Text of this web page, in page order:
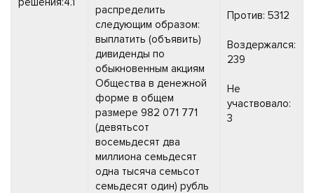
распределить
следующим образом:
выплатить (объявить)
дивиденды по
обыкновенным акциям
Общества в денежной
форме в общем
размере 982 071 771
(девятьсот
восемьдесят два
миллиона семьдесят
одна тысяча семьсот
семьдесят один) рубль
Против: 5312
Воздержался:
239
Не
участвовало:
3